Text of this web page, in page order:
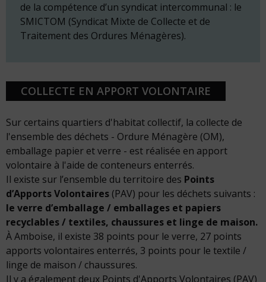
de la compétence d’un syndicat intercommunal : le
SMICTOM (Syndicat Mixte de Collecte et de
Traitement des Ordures Ménagères).
COLLECTE EN APPORT VOLONTAIRE
Sur certains quartiers d'habitat collectif, la collecte de
l'ensemble des déchets - Ordure Ménagère (OM),
emballage papier et verre - est réalisée en apport
volontaire à l'aide de conteneurs enterrés.
Il existe sur l’ensemble du territoire des Points
d’Apports Volontaires (PAV) pour les déchets suivants :
le verre d’emballage / emballages et papiers
recyclables / textiles, chaussures et linge de maison.
À Amboise, il existe 38 points pour le verre, 27 points
apports volontaires enterrés, 3 points pour le textile /
linge de maison / chaussures.
Il y a également deux Points d'Apports Volontaires (PAV)